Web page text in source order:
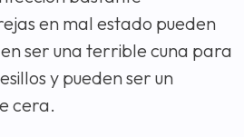
en mal estado pueden
ser una terrible cuna para
y pueden ser un
cera.